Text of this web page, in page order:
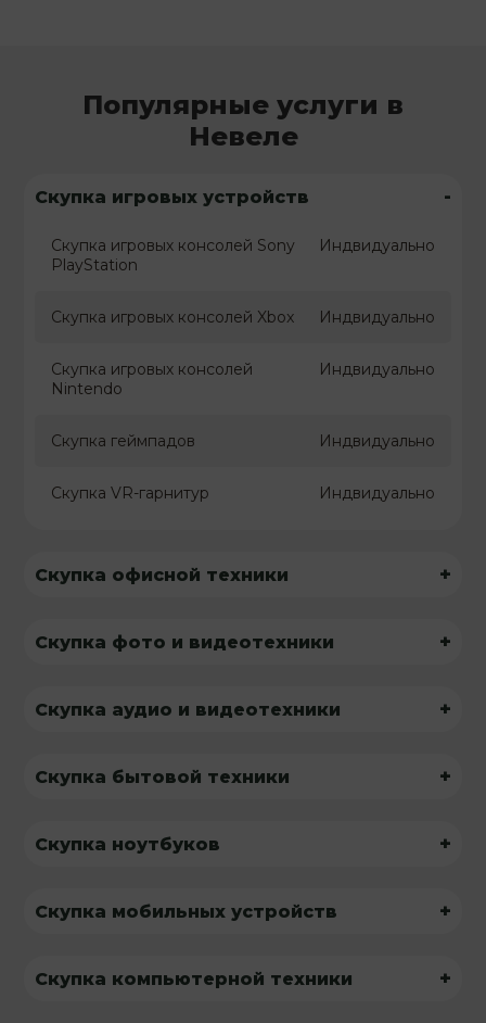
Популярные услуги в
Невеле
Скупка игровых устройств -
Скупка игровых консолей Sony
PlayStation
Индвидуально
Скупка игровых консолей Xbox Индвидуально
Скупка игровых консолей
Nintendo
Индвидуально
Скупка геймпадов Индвидуально
Скупка VR-гарнитур Индвидуально
Скупка офисной техники +
Скупка фото и видеотехники +
Скупка аудио и видеотехники +
Скупка бытовой техники +
Скупка ноутбуков +
Скупка мобильных устройств +
Скупка компьютерной техники +